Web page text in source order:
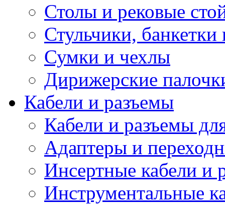
Столы и рековые
Стульчики, банкетки
Сумки и чехлы
Дирижерские
Кабели и разъемы
Кабели и разъемы
Адаптеры и
Инсертные кабели и
Инструментальные